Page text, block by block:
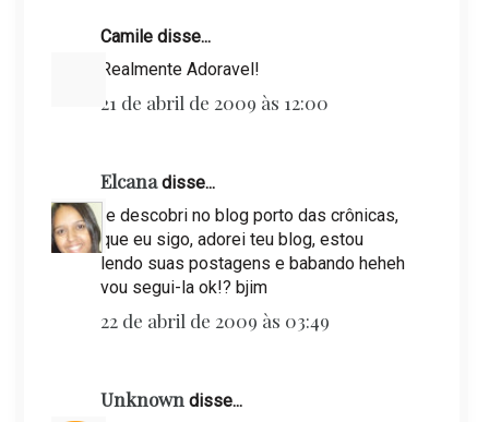
Camile disse...
Realmente Adoravel!
21 de abril de 2009 às 12:00
Elcanadisse...
te descobri no blog porto das crônicas,
que eu sigo, adorei teu blog, estou
lendo suas postagens e babando heheh
vou segui-la ok!? bjim
22 de abril de 2009 às 03:49
Unknowndisse...